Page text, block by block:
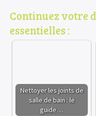
Continuez votre
essentielles :
Nettoyer les joints de
salle de bain : le
guide…